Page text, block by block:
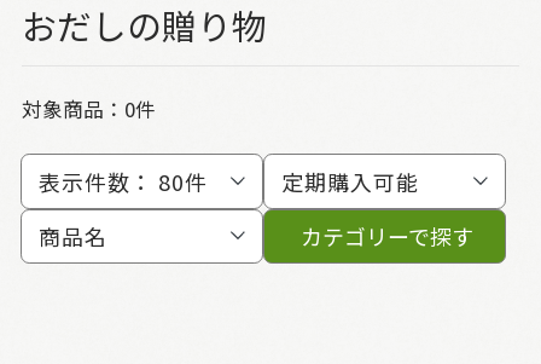
おだしの贈り物
対象商品：0件
表示件数： 80件
定期購入可能
商品名
カテゴリーで探す